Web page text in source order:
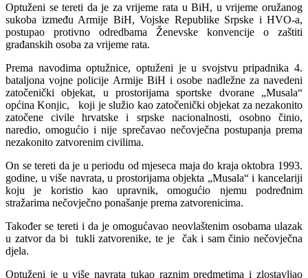
Optuženi se tereti da je za vrijeme rata u BiH, u vrijeme oružanog
sukoba između Armije BiH, Vojske Republike Srpske i HVO-a,
postupao protivno odredbama Ženevske konvencije o zaštiti
građanskih osoba za vrijeme rata.
Prema navodima optužnice, optuženi je u svojstvu pripadnika 4.
bataljona vojne policije Armije BiH i osobe nadležne za navedeni
zatočenički objekat, u prostorijama sportske dvorane „Musala“
općina Konjic, koji je služio kao zatočenički objekat za nezakonito
zatočene civile hrvatske i srpske nacionalnosti, osobno činio,
naredio, omogućio i nije sprečavao nečovječna postupanja prema
nezakonito zatvorenim civilima.
On se tereti da je u periodu od mjeseca maja do kraja oktobra 1993.
godine, u više navrata, u prostorijama objekta „Musala“ i kancelariji
koju je koristio kao upravnik, omogućio njemu podređnim
stražarima nečovječno ponašanje prema zatvorenicima.
Također se tereti i da je omogućavao neovlaštenim osobama ulazak
u zatvor da bi tukli zatvorenike, te je čak i sam činio nečovječna
djela.
Optuženi je u više navrata tukao raznim predmetima i zlostavljao